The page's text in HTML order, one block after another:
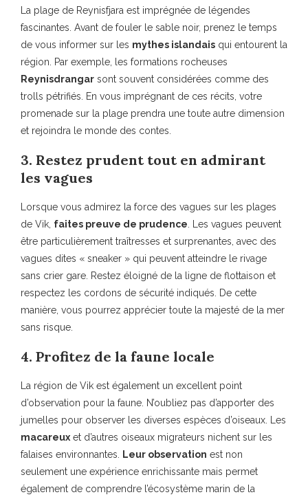
La plage de Reynisfjara est imprégnée de légendes
fascinantes. Avant de fouler le sable noir, prenez le temps
de vous informer sur les mythes islandais qui entourent la
région. Par exemple, les formations rocheuses
Reynisdrangar sont souvent considérées comme des
trolls pétrifiés. En vous imprégnant de ces récits, votre
promenade sur la plage prendra une toute autre dimension
et rejoindra le monde des contes.
3. Restez prudent tout en admirant
les vagues
Lorsque vous admirez la force des vagues sur les plages
de Vik, faites preuve de prudence. Les vagues peuvent
être particulièrement traîtresses et surprenantes, avec des
vagues dites « sneaker » qui peuvent atteindre le rivage
sans crier gare. Restez éloigné de la ligne de flottaison et
respectez les cordons de sécurité indiqués. De cette
manière, vous pourrez apprécier toute la majesté de la mer
sans risque.
4. Profitez de la faune locale
La région de Vik est également un excellent point
d’observation pour la faune. N’oubliez pas d’apporter des
jumelles pour observer les diverses espèces d’oiseaux. Les
macareuxet d’autres oiseaux migrateurs nichent sur les
falaises environnantes. Leur observation est non
seulement une expérience enrichissante mais permet
également de comprendre l’écosystème marin de la